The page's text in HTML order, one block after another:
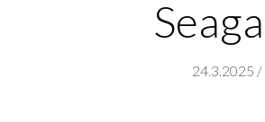
24.3.2025